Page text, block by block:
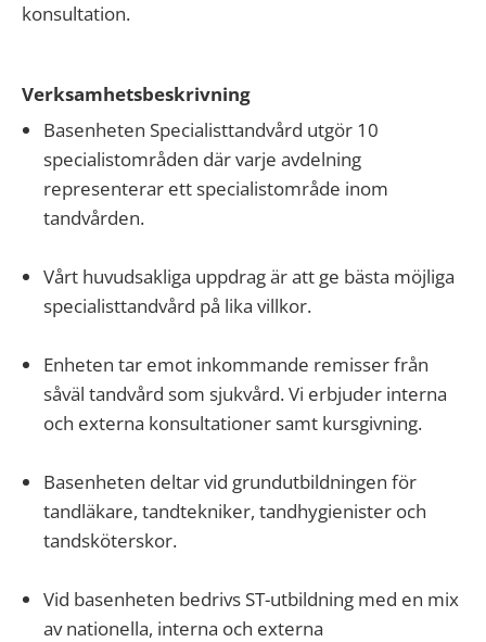
konsultation.
Verksamhetsbeskrivning
Basenheten Specialisttandvård utgör 10
specialistområden där varje avdelning
representerar ett specialistområde inom
tandvården.
Vårt huvudsakliga uppdrag är att ge bästa möjliga
specialisttandvård på lika villkor.
Enheten tar emot inkommande remisser från
såväl tandvård som sjukvård. Vi erbjuder interna
och externa konsultationer samt kursgivning.
Basenheten deltar vid grundutbildningen för
tandläkare, tandtekniker, tandhygienister och
tandsköterskor.
Vid basenheten bedrivs ST-utbildning med en mix
av nationella, interna och externa